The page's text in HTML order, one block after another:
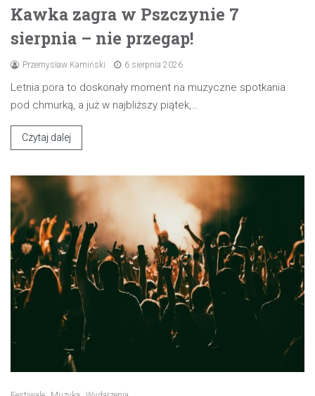
Kawka zagra w Pszczynie 7
sierpnia – nie przegap!
Przemysław Kamiński 6 sierpnia 2026
Letnia pora to doskonały moment na muzyczne spotkania
pod chmurką, a już w najbliższy piątek,…
Czytaj dalej